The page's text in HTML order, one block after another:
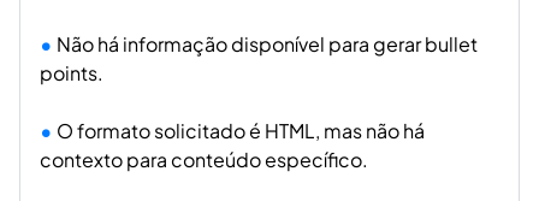
Não há informação disponível para gerar bullet
points.
O formato solicitado é HTML, mas não há
contexto para conteúdo específico.